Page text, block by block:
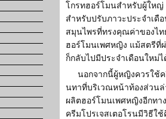
โกรทฮอร์โมนสำหรับผู้ให
สำหรับปรับภาวะประจำเดื
สมุนไพรที่ทรงคุณค่าของไท
ฮอร์โมนเพศหญิง แม้สตรีที่
ก็กลับไปมีประจำเดือนใหม่
นอกจากนี้ผู้หญิงควรใช้ค
นทาที่บริเวณหน้าท้องส่วนล่
ผลิตฮอร์โมนเพศหญิงอีกทา
ครีมโปรเจสเตอโรนมีวิธีใ